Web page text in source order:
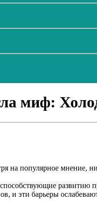
миф:
на популярное мнение,
и эти барьеры